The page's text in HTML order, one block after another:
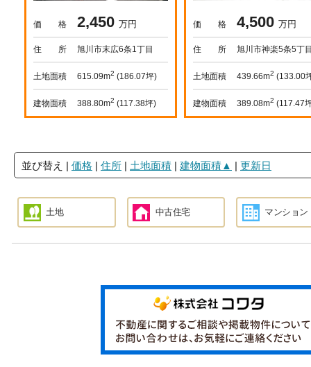
価 格 2,450 万円
住 所 旭川市末広6条1丁目
土地面積 615.09m2 (186.07坪)
建物面積 388.80m2 (117.38坪)
価 格 4,500 万円
住 所 旭川市神楽5条5丁
土地面積 439.66m2 (133.00
建物面積 389.08m2 (117.47
並び替え | 価格 | 住所 | 土地面積 | 建物面積▲ | 更新日
土地 中古住宅 マンション